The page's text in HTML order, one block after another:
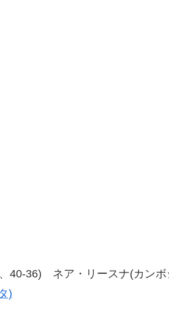
40-36) ネア・リースナ(カンボ
)